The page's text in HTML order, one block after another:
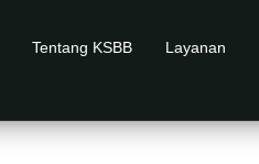
Tentang KSBB Layanan